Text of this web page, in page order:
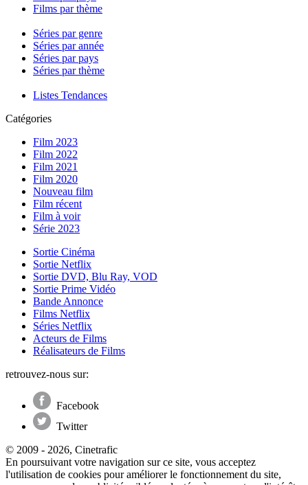
Films par thème
Séries par genre
Séries par année
Séries par pays
Séries par thème
Listes Tendances
Catégories
Film 2023
Film 2022
Film 2021
Film 2020
Nouveau film
Film récent
Film à voir
Série 2023
Sortie Cinéma
Sortie Netflix
Sortie DVD, Blu Ray, VOD
Sortie Prime Vidéo
Bande Annonce
Films Netflix
Séries Netflix
Acteurs de Films
Réalisateurs de Films
retrouvez-nous sur:
Facebook
Twitter
© 2009 - 2026, Cinetrafic
En poursuivant votre navigation sur ce site, vous acceptez
l'utilisation de cookies pour améliorer le fonctionnement du site,